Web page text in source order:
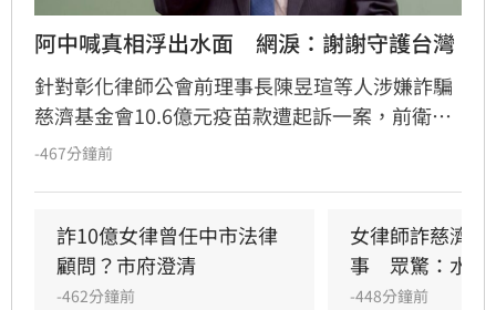
阿中喊真相浮出水面　網淚：謝謝守護台灣
針對彰化律師公會前理事長陳昱瑄等人涉嫌詐騙
慈濟基金會10.6億元疫苗款遭起訴一案，前衛福
部長陳時中感嘆真相終將大白，強調真相正被攤
人物與醫師也留言聲援，批評當年惡質政治操
作，呼籲社會應看清事實，還給當時的防疫團隊
公道與正義。
-467分鐘前
詐10億女律曾任中市法律
顧問？市府澄清
-462分鐘前
女律師詐慈濟
事　眾驚：水很
-448分鐘前